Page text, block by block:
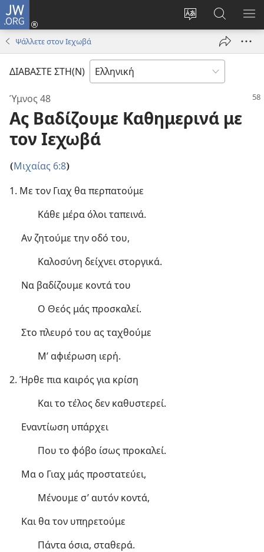
JW.ORG
Αλλαγή
γλώσσας
ιστότοπου
Σύνδεση
(ανοίγει
παράθυρο)
στο
JW.ORG
Ψάλλετε στον Ιεχωβά
ΔΙΑΒΑΣΤΕ ΣΤΗ(Ν)
Ύμνος 48
Ας Βαδίζουμε Καθημερινά με
τον Ιεχωβά
(Μιχαίας 6:8)
1. Με τον Γιαχ θα περπατούμε
Κάθε μέρα όλοι ταπεινά.
Αν ζητούμε την οδό του,
Καλοσύνη δείχνει στοργικά.
Να βαδίζουμε κοντά του
Ο Θεός μάς προσκαλεί.
Στο πλευρό του ας ταχθούμε
Μ’ αφιέρωση ιερή.
2. Ήρθε πια καιρός για κρίση
Και το τέλος δεν καθυστερεί.
Εναντίωση υπάρχει
Που το φόβο ίσως προκαλεί.
Μα ο Γιαχ μάς προστατεύει,
Μένουμε σ’ αυτόν κοντά,
Και θα τον υπηρετούμε
Πάντα όσια, σταθερά.